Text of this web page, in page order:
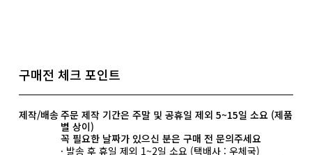
구매전 체크 포인트
제작/배송주문 제작 기간은 주말 및 공휴일 제외 5~15일 소요 (제품
별 상이)
꼭 필요한 날짜가 있으신 분은 구매 전 문의주세요
· 발송 후 휴일 제외 1~2일 소요 (택배사 : 우체국)